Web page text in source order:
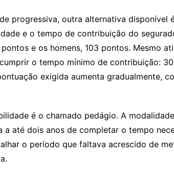
progressiva, outra alternativa disponível
e o tempo de contribuição do
e os homens, 103 pontos. Mesmo
o tempo mínimo de contribuição:
exigida aumenta gradualmente,
é o chamado pedágio. A
a até dois anos de completar o tempo
o período que faltava acrescido de